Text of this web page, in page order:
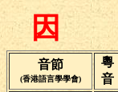
因
音節
(香港語言學學會)
粵
音